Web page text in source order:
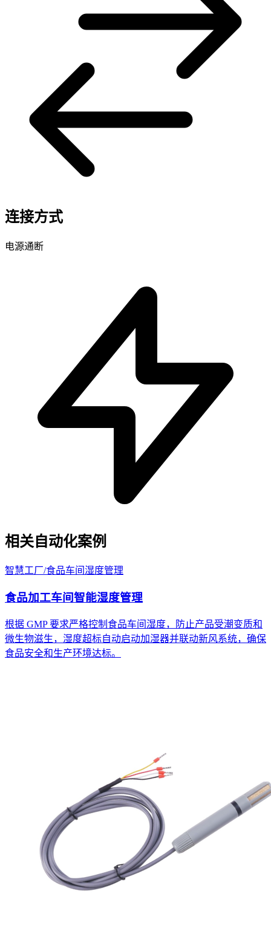
连接方式
电源通断
相关自动化案例
智慧工厂 /食品车间湿度管理
食品加工车间智能湿度管理
根据 GMP 要求严格控制食品车间湿度，防止产品受潮变质和
微生物滋生，湿度超标自动启动加湿器并联动新风系统，确保
食品安全和生产环境达标。